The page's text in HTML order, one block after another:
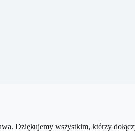
Dziękujemy wszystkim, którzy